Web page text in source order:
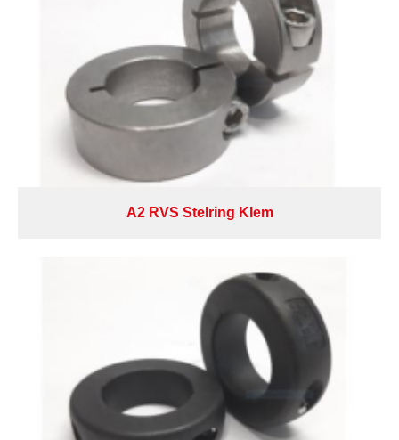
A2 RVS Stelring Klem